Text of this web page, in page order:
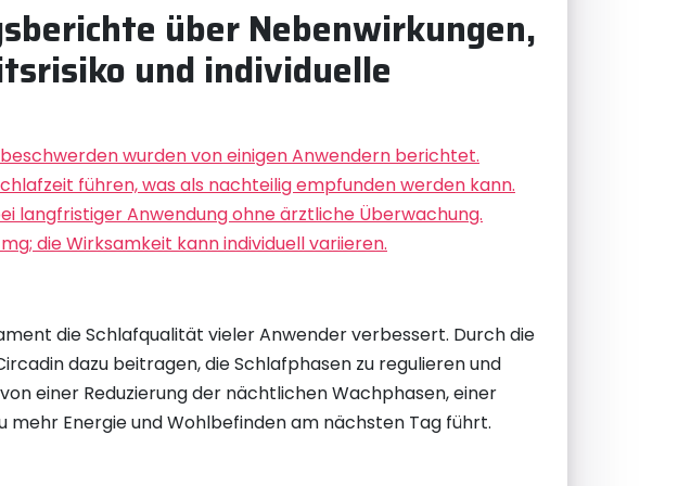
über Nebenwirkungen,
und individuelle
wurden von einigen Anwendern berichtet.
führen, was als nachteilig empfunden werden kann.
langfristiger Anwendung ohne ärztliche Überwachung.
die Wirksamkeit kann individuell variieren.
die Schlafqualität vieler Anwender verbessert. Durch die
dazu beitragen, die Schlafphasen zu regulieren und
einer Reduzierung der nächtlichen Wachphasen, einer
Energie und Wohlbefinden am nächsten Tag führt.